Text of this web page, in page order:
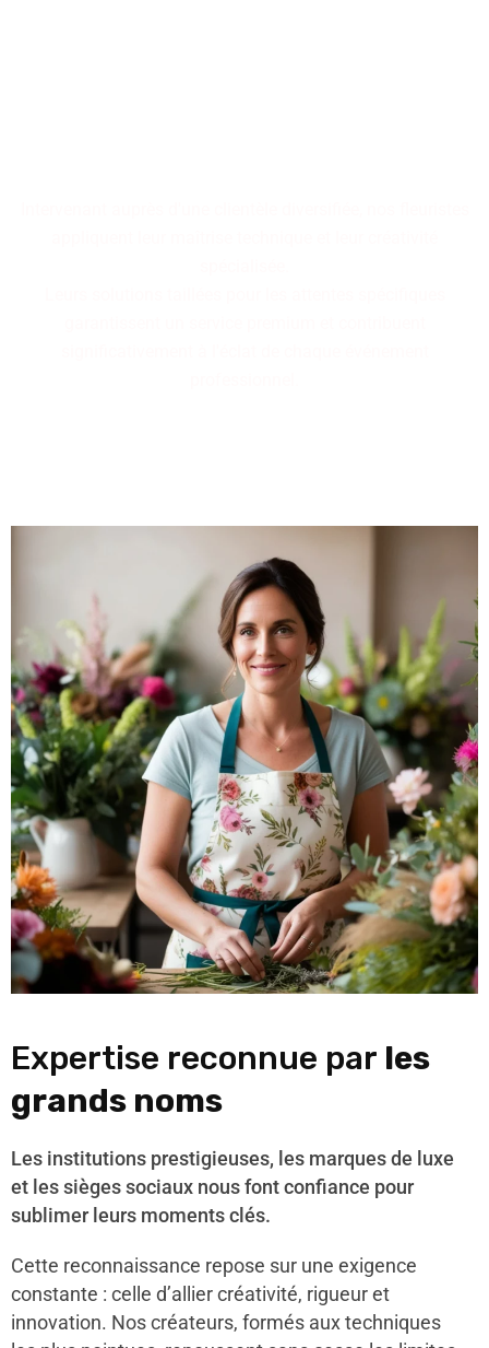
Expertise reconnue par les
grands noms
Les institutions prestigieuses, les marques de luxe
et les sièges sociaux nous font confiance pour
sublimer leurs moments clés.
Cette reconnaissance repose sur une exigence
constante : celle d’allier créativité, rigueur et
innovation. Nos créateurs, formés aux techniques